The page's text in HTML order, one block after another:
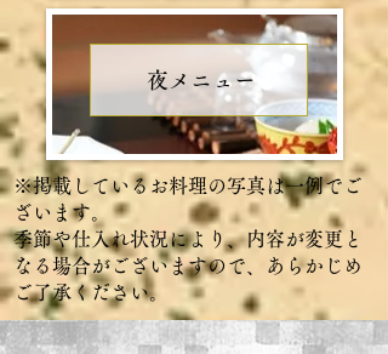
夜メニュー
※掲載しているお料理の写真は一例でご
ざいます。
季節や仕入れ状況により、内容が変更と
なる場合がございますので、あらかじめ
ご了承ください。